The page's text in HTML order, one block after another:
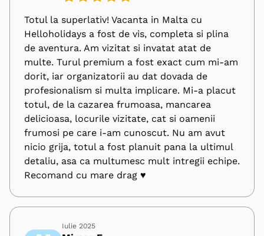
Totul la superlativ! Vacanta in Malta cu
Helloholidays a fost de vis, completa si plina
de aventura. Am vizitat si invatat atat de
multe. Turul premium a fost exact cum mi-am
dorit, iar organizatorii au dat dovada de
profesionalism si multa implicare. Mi-a placut
totul, de la cazarea frumoasa, mancarea
delicioasa, locurile vizitate, cat si oamenii
frumosi pe care i-am cunoscut. Nu am avut
nicio grija, totul a fost planuit pana la ultimul
detaliu, asa ca multumesc mult intregii echipe.
Recomand cu mare drag ♥️
Iulie 2025